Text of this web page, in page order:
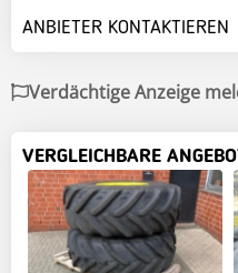
ANBIETER KONTAKTIEREN
Verdächtige Anzeige
VERGLEICHBARE